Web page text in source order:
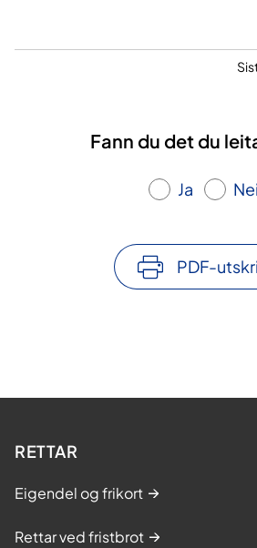
Fann du det du
Ja Nei
PDF-
RETTAR
Eigendel og frikort
Rettar ved fristbrot